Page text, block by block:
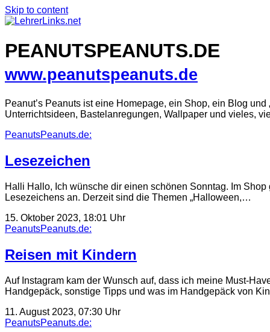
Skip to content
PEANUTSPEANUTS.DE
www.peanutspeanuts.de
Peanut’s Peanuts ist eine Homepage, ein Shop, ein Blog
Unterrichtsideen, Bastelanregungen, Wallpaper und vieles,
PeanutsPeanuts.de:
Lesezeichen
Halli Hallo, Ich wünsche dir einen schönen Sonntag. Im
Lesezeichens an. Derzeit sind die Themen „Halloween,…
15. Oktober 2023, 18:01 Uhr
PeanutsPeanuts.de:
Reisen mit Kindern
Auf Instagram kam der Wunsch auf, dass ich meine Must-
Handgepäck, sonstige Tipps und was im Handgepäck von
11. August 2023, 07:30 Uhr
PeanutsPeanuts.de: